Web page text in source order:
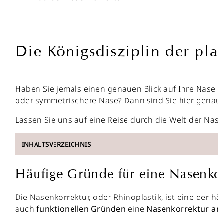
Die Königsdisziplin der
Haben Sie jemals einen genauen Blick auf Ihre
oder symmetrischere Nase? Dann sind Sie hier
Lassen Sie uns auf eine Reise durch die Welt der
INHALTSVERZEICHNIS
Häufige Gründe für eine
Die Nasenkorrektur, oder Rhinoplastik, ist eine
auch funktionellen Gründen eine Nasenkorrektur